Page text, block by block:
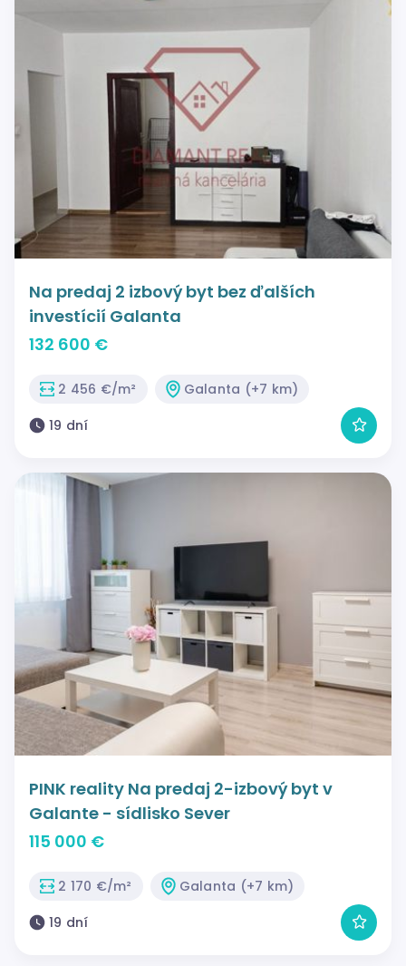
Na predaj 2 izbový byt bez ďalších
investícií Galanta
132 600 €
2 456 €/m²
Galanta (+7 km)
19 dní
PINK reality Na predaj 2-izbový byt v
Galante - sídlisko Sever
115 000 €
2 170 €/m²
Galanta (+7 km)
19 dní